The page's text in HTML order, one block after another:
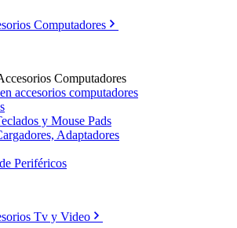
Computadores
Computadores
accesorios computadores
y Mouse Pads
Adaptadores
Periféricos
Tv y Video